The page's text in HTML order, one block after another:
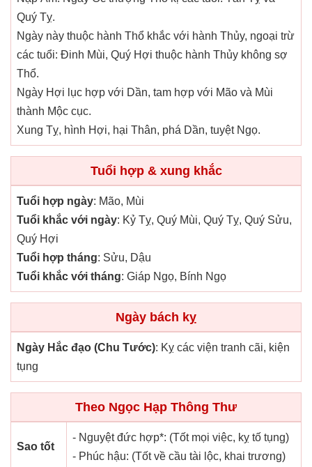
Quý Tỵ.
Ngày này thuộc hành Thổ khắc với hành Thủy, ngoại trừ
các tuổi: Đinh Mùi, Quý Hợi thuộc hành Thủy không sợ
Thổ.
Ngày Hợi lục hợp với Dần, tam hợp với Mão và Mùi
thành Mộc cục.
Xung Tỵ, hình Hợi, hại Thân, phá Dần, tuyệt Ngọ.
Tuổi hợp & xung khắc
Tuổi hợp ngày: Mão, Mùi
Tuổi khắc với ngày: Kỷ Tỵ, Quý Mùi, Quý Tỵ, Quý Sửu,
Quý Hợi
Tuổi hợp tháng: Sửu, Dậu
Tuổi khắc với tháng: Giáp Ngọ, Bính Ngọ
Ngày bách kỵ
Ngày Hắc đạo (Chu Tước): Kỵ các viện tranh cãi, kiện
tụng
Theo Ngọc Hạp Thông Thư
Sao tốt
- Nguyệt đức hợp*: (Tốt mọi việc, kỵ tố tụng)
- Phúc hậu: (Tốt về cầu tài lộc, khai trương)